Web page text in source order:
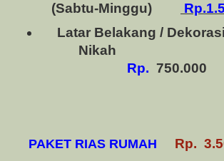
(Sabtu-Minggu)
Latar Belakang /
Rp. 750.000
PAKET RIAS RUMAH Rp.